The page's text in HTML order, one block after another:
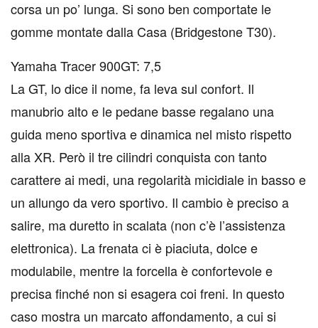
corsa un po’ lunga. Si sono ben comportate le
gomme montate dalla Casa (Bridgestone T30).
Yamaha Tracer 900GT: 7,5
La GT, lo dice il nome, fa leva sul confort. Il
manubrio alto e le pedane basse regalano una
guida meno sportiva e dinamica nel misto rispetto
alla XR. Però il tre cilindri conquista con tanto
carattere ai medi, una regolarità micidiale in basso e
un allungo da vero sportivo. Il cambio è preciso a
salire, ma duretto in scalata (non c’è l’assistenza
elettronica). La frenata ci è piaciuta, dolce e
modulabile, mentre la forcella è confortevole e
precisa finché non si esagera coi freni. In questo
caso mostra un marcato affondamento, a cui si